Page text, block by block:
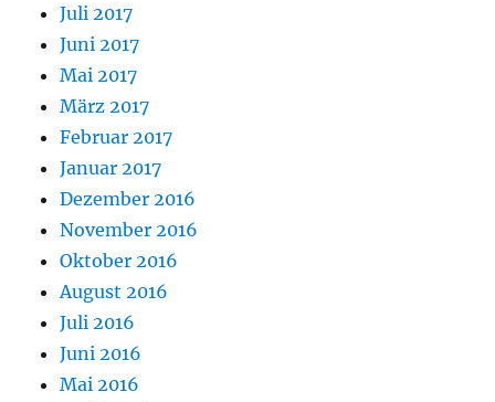
Juli 2017
Juni 2017
Mai 2017
März 2017
Februar 2017
Januar 2017
Dezember 2016
November 2016
Oktober 2016
August 2016
Juli 2016
Juni 2016
Mai 2016